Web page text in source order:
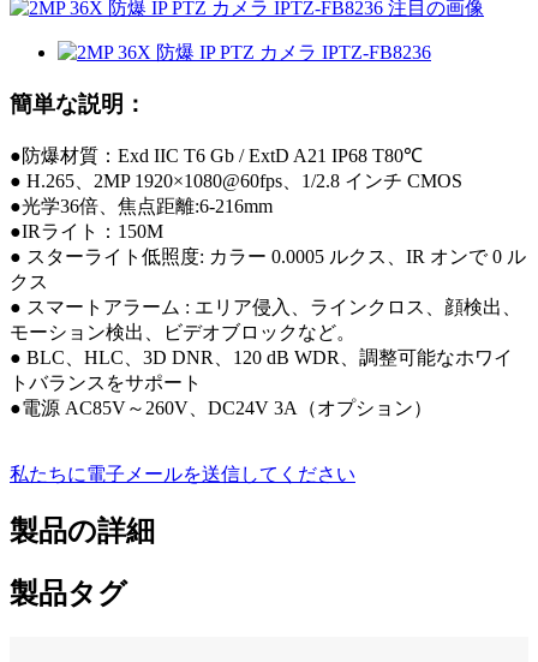
簡単な説明：
●防爆材質：Exd IIC T6 Gb / ExtD A21 IP68 T80℃
● H.265、2MP 1920×1080@60fps、1/2.8 インチ CMOS
●光学36倍、焦点距離:6-216mm
●IRライト：150M
● スターライト低照度: カラー 0.0005 ルクス、IR オンで 0 ル
クス
● スマートアラーム : エリア侵入、ラインクロス、顔検出、
モーション検出、ビデオブロックなど。
● BLC、HLC、3D DNR、120 dB WDR、調整可能なホワイ
トバランスをサポート
●電源 AC85V～260V、DC24V 3A（オプション）
私たちに電子メールを送信してください
製品の詳細
製品タグ